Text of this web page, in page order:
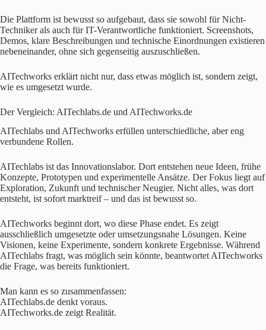
Die Plattform ist bewusst so aufgebaut, dass sie sowohl für Nicht-
Techniker als auch für IT-Verantwortliche funktioniert. Screenshots,
Demos, klare Beschreibungen und technische Einordnungen existieren
nebeneinander, ohne sich gegenseitig auszuschließen.
AITechworks erklärt nicht nur, dass etwas möglich ist, sondern zeigt,
wie es umgesetzt wurde.
Der Vergleich: AITechlabs.de und AITechworks.de
AITechlabs und AITechworks erfüllen unterschiedliche, aber eng
verbundene Rollen.
AITechlabs ist das Innovationslabor. Dort entstehen neue Ideen, frühe
Konzepte, Prototypen und experimentelle Ansätze. Der Fokus liegt auf
Exploration, Zukunft und technischer Neugier. Nicht alles, was dort
entsteht, ist sofort marktreif – und das ist bewusst so.
AITechworks beginnt dort, wo diese Phase endet. Es zeigt
ausschließlich umgesetzte oder umsetzungsnahe Lösungen. Keine
Visionen, keine Experimente, sondern konkrete Ergebnisse. Während
AITechlabs fragt, was möglich sein könnte, beantwortet AITechworks
die Frage, was bereits funktioniert.
Man kann es so zusammenfassen:
AITechlabs.de denkt voraus.
AITechworks.de zeigt Realität.